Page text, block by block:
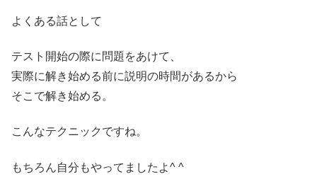
よくある話として
テスト開始の際に問題をあけて、
実際に解き始める前に説明の時間があるから
そこで解き始める。
こんなテクニックですね。
もちろん自分もやってましたよ^ ^